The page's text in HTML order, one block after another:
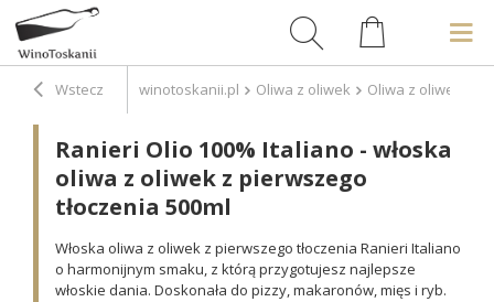
Wstecz winotoskanii.pl Oliwa z oliwek Oliwa z oliwek
Ranieri Olio 100% Italiano - włoska
oliwa z oliwek z pierwszego
tłoczenia 500ml
Włoska oliwa z oliwek z pierwszego tłoczenia Ranieri Italiano
o harmonijnym smaku, z którą przygotujesz najlepsze
włoskie dania. Doskonała do pizzy, makaronów, mięs i ryb.